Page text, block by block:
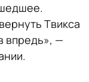
Твикса
впредь», —